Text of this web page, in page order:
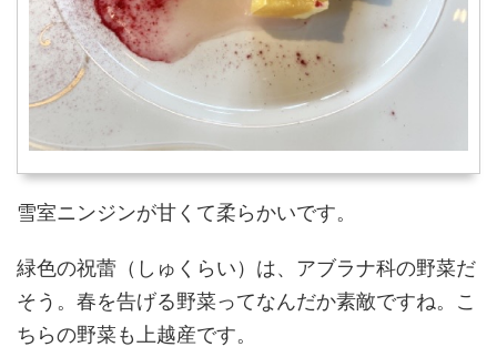
雪室ニンジンが甘くて柔らかいです。
緑色の祝蕾（しゅくらい）は、アブラナ科の野菜だ
そう。春を告げる野菜ってなんだか素敵ですね。こ
ちらの野菜も上越産です。